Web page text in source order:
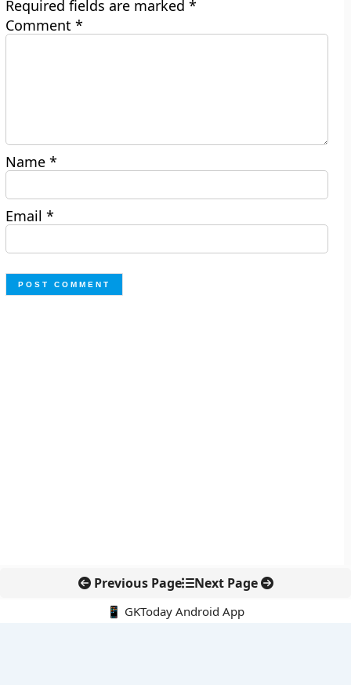
Required fields are marked*
Comment*
Name*
Email*
Previous Page Next Page
📱 GKToday Android App